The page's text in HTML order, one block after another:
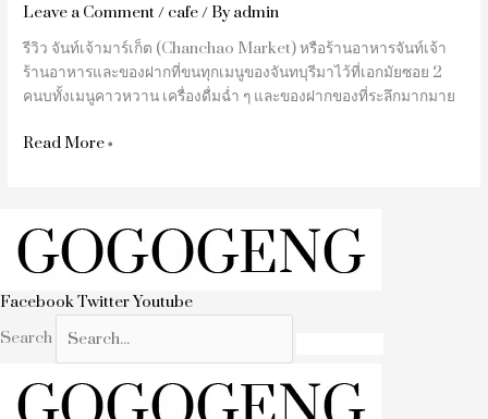
Leave a Comment/ cafe/ Byadmin
รีวิว จันท์เจ้ามาร์เก็ต (Chanchao Market) หรือร้านอาหารจันท์เจ้า
ร้านอาหารและของฝากที่ขนทุกเมนูของจันทบุรีมาไว้ที่เอกมัยซอย 2
คนบทั้งเมนูคาวหวาน เครื่องดื่มฉ่ำ ๆ และของฝากของที่ระลึกมากมาย
Read More »
FacebookTwitterYoutube
Search